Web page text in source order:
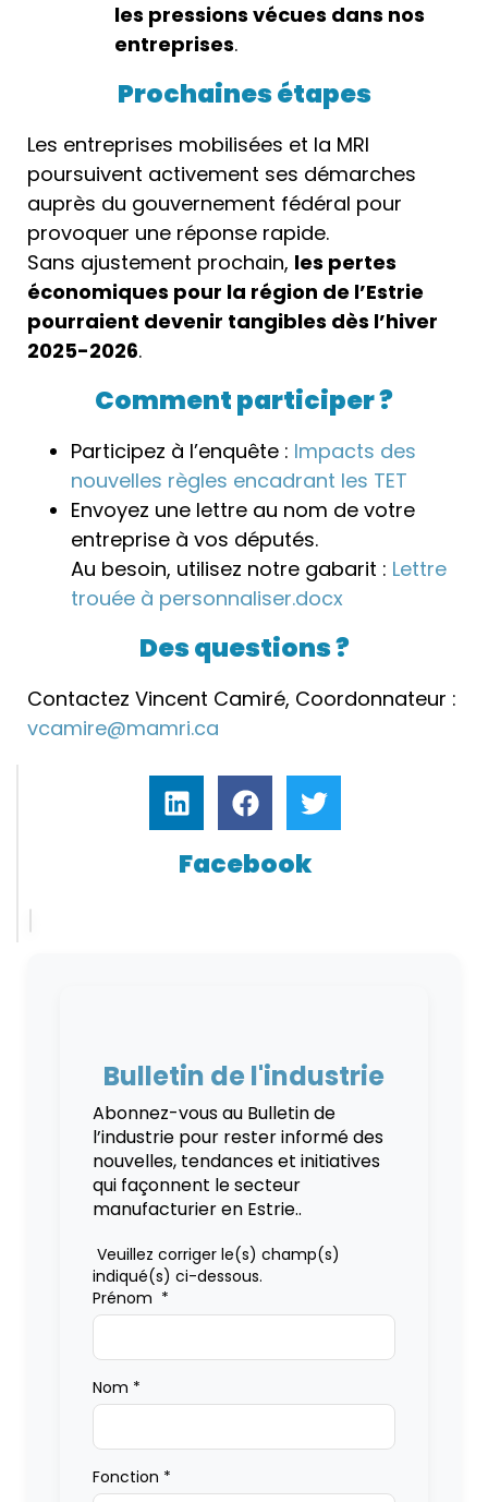
les pressions vécues dans nos
entreprises.
Prochaines étapes
Les entreprises mobilisées et la MRI
poursuivent activement ses démarches
auprès du gouvernement fédéral pour
provoquer une réponse rapide.
Sans ajustement prochain, les pertes
économiques pour la région de l’Estrie
pourraient devenir tangibles dès l’hiver
2025-2026.
Comment participer ?
Participez à l’enquête : Impacts des
nouvelles règles encadrant les TET
Envoyez une lettre au nom de votre
entreprise à vos députés.
Au besoin, utilisez notre gabarit : Lettre
trouée à personnaliser.docx
Des questions ?
Contactez Vincent Camiré, Coordonnateur :
vcamire@mamri.ca
Facebook
Bulletin de l'industrie
Abonnez-vous au Bulletin de
l’industrie pour rester informé des
nouvelles, tendances et initiatives
qui façonnent le secteur
manufacturier en Estrie..
Veuillez corriger le(s) champ(s)
indiqué(s) ci-dessous.
Prénom *
Nom *
Fonction *